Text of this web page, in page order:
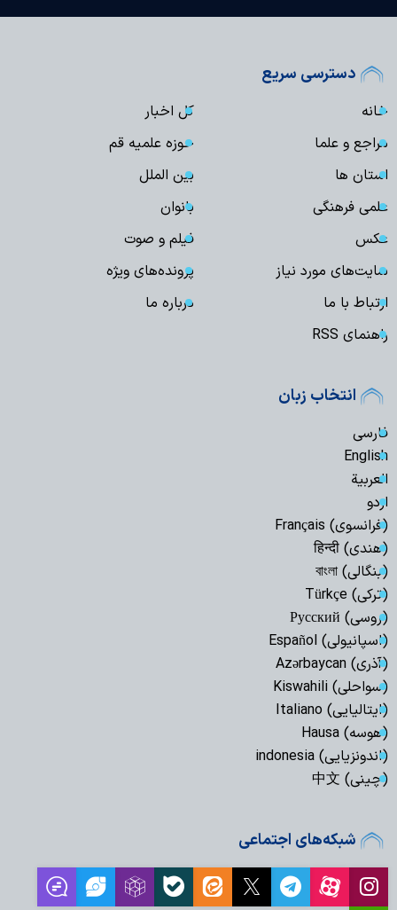
دسترسی سریع
خانه
کل اخبار
مراجع و علما
حوزه علمیه قم
استان ها
بین الملل
علمی فرهنگی
بانوان
عکس
فیلم و صوت
سایت‌های مورد نیاز
پرونده‌های ویژه
ارتباط با ما
درباره ما
راهنمای RSS
انتخاب زبان
فارسی
English
العربیة
اردو
(فرانسوی) Français
(هندی) हिन्दी
(بنگالی) বাংলা
(ترکی) Türkçe
(روسی) Русский
(اسپانیولی) Español
(آذری) Azərbaycan
(سواحلی) Kiswahili
(ایتالیایی) Italiano
(هوسه) Hausa
(اندونزیایی) indonesia
(چینی) 中文
شبکه‌های اجتماعی